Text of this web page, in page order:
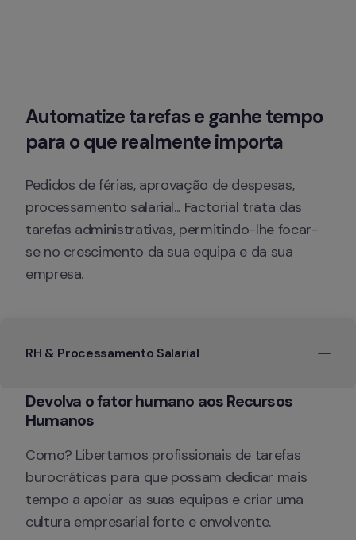
Automatize tarefas e ganhe tempo
para o que realmente importa
Pedidos de férias, aprovação de despesas,
processamento salarial... Factorial trata das
tarefas administrativas, permitindo-lhe focar-
se no crescimento da sua equipa e da sua
empresa.
Devolva o fator humano aos Recursos
Humanos
Como? Libertamos profissionais de tarefas
burocráticas para que possam dedicar mais
tempo a apoiar as suas equipas e criar uma
cultura empresarial forte e envolvente.